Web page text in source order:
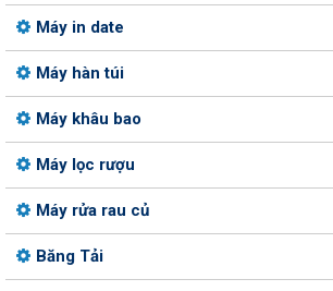
Máy in date
Máy hàn túi
Máy khâu bao
Máy lọc rượu
Máy rửa rau củ
Băng Tải